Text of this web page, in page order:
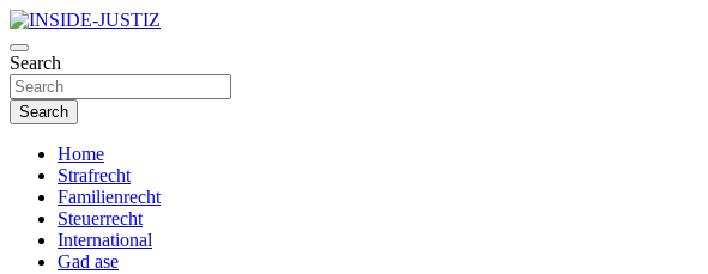
Skip
to
content
INSIDE-JUSTIZ
Investigativer Journalismus zur Dritten Gewalt
Search
Search
Home
Strafrecht
Familienrecht
Steuerrecht
International
Gad ase